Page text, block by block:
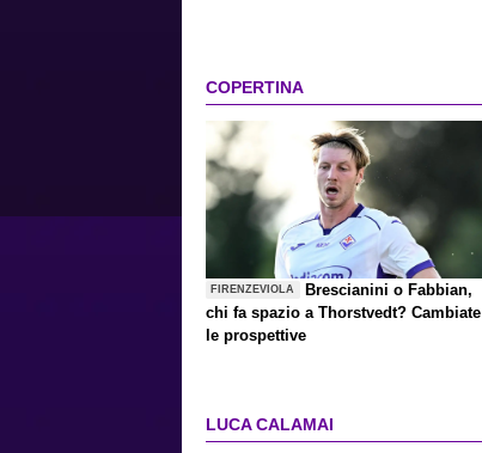
COPERTINA
FIRENZEVIOLA
Brescianini o Fabbian,
chi fa spazio a Thorstvedt? Cambiate
le prospettive
LUCA CALAMAI